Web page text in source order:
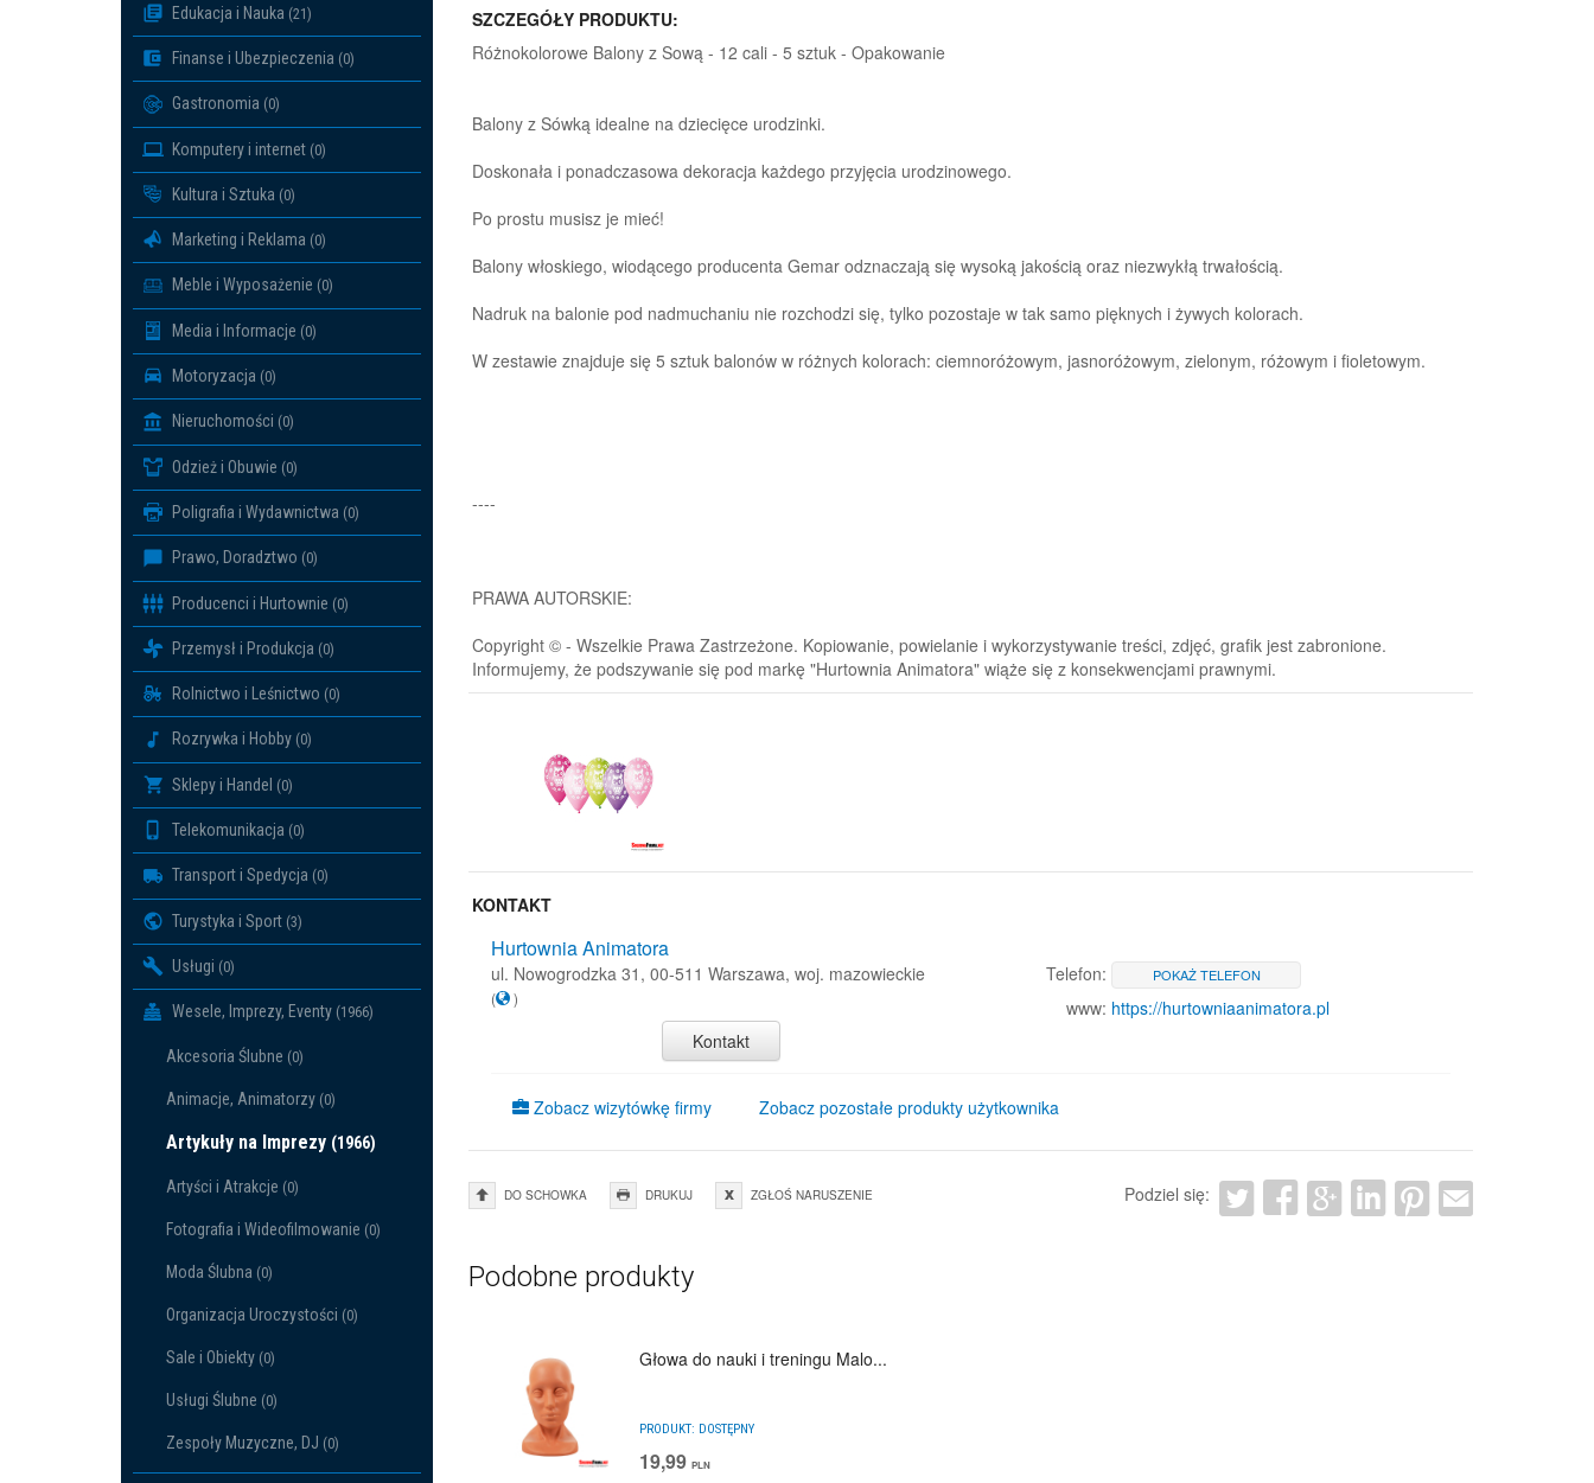
Edukacja i Nauka (21)
Finanse i Ubezpieczenia (0)
Gastronomia (0)
Komputery i internet (0)
Kultura i Sztuka (0)
Marketing i Reklama (0)
Meble i Wyposażenie (0)
Media i Informacje (0)
Motoryzacja (0)
Nieruchomości (0)
Odzież i Obuwie (0)
Poligrafia i Wydawnictwa (0)
Prawo, Doradztwo (0)
Producenci i Hurtownie (0)
Przemysł i Produkcja (0)
Rolnictwo i Leśnictwo (0)
Rozrywka i Hobby (0)
Sklepy i Handel (0)
Telekomunikacja (0)
Transport i Spedycja (0)
Turystyka i Sport (3)
Usługi (0)
Wesele, Imprezy, Eventy (1966)
Akcesoria Ślubne (0)
Animacje, Animatorzy (0)
Artykuły na Imprezy (1966)
Artyści i Atrakcje (0)
Fotografia i Wideofilmowanie (0)
Moda Ślubna (0)
Organizacja Uroczystości (0)
Sale i Obiekty (0)
Usługi Ślubne (0)
Zespoły Muzyczne, DJ (0)
SZCZEGÓŁY PRODUKTU:
Różnokolorowe Balony z Sową - 12 cali - 5 sztuk - Opakowanie
Balony z Sówką idealne na dziecięce urodzinki.
Doskonała i ponadczasowa dekoracja każdego przyjęcia urodzinowego.
Po prostu musisz je mieć!
Balony włoskiego, wiodącego producenta Gemar odznaczają się wysoką jakością oraz niezwykłą trwałością.
Nadruk na balonie pod nadmuchaniu nie rozchodzi się, tylko pozostaje w tak samo pięknych i żywych kolorach.
W zestawie znajduje się 5 sztuk balonów w różnych kolorach: ciemnoróżowym, jasnoróżowym, zielonym, różowym i fioletowym.
----
PRAWA AUTORSKIE:
Copyright © - Wszelkie Prawa Zastrzeżone. Kopiowanie, powielanie i wykorzystywanie treści, zdjęć, grafik jest zabronione.
Informujemy, że podszywanie się pod markę "Hurtownia Animatora" wiąże się z konsekwencjami prawnymi.
KONTAKT
Hurtownia Animatora
ul. Nowogrodzka 31, 00-511 Warszawa, woj. mazowieckie
( )
Kontakt
Telefon: POKAŻ TELEFON
www: https://hurtowniaanimatora.pl
Zobacz wizytówkę firmy Zobacz pozostałe produkty użytkownika
DO SCHOWKA DRUKUJ ZGŁOŚ NARUSZENIE Podziel się:
Podobne produkty
Głowa do nauki i treningu Malo...
PRODUKT: DOSTĘPNY
19,99 PLN